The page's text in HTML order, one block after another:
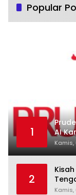
Popular
1
AI
Kamis,
2
Kamis,